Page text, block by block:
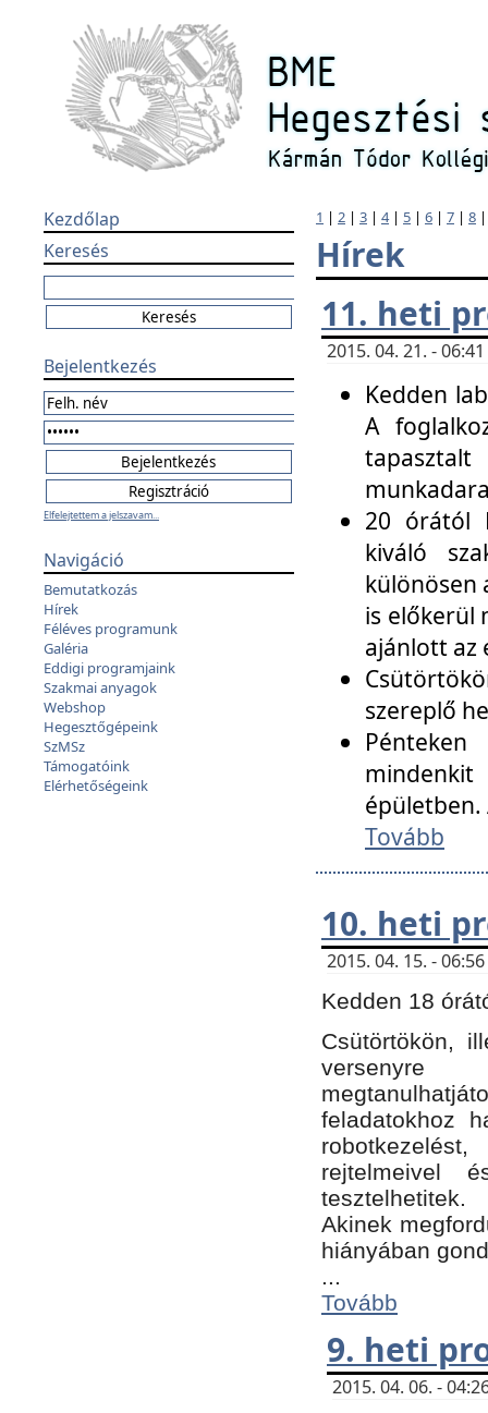
Kezdőlap
Keresés
Bejelentkezés
Elfelejtettem a jelszavam...
Navigáció
Bemutatkozás
Hírek
Féléves programunk
Galéria
Eddigi programjaink
Szakmai anyagok
Webshop
Hegesztőgépeink
SzMSz
Támogatóink
Elérhetőségeink
1 | 2 | 3 | 4| 5 | 6 | 7 | 8
Hírek
11. heti
2015. 04. 21. -
Kedden
A
20 órától
kiváló
különösen
is előkerül
ajánlott az
szereplő
épületben.
Tovább
10. heti
2015. 04. 15. -
Kedden 18
Csütörtökön,
versenyre
feladatokhoz
rejtelmeivel
tesztelhetitek.
Akinek
hiányában
...
Tovább
9. heti
2015. 04. 06. -